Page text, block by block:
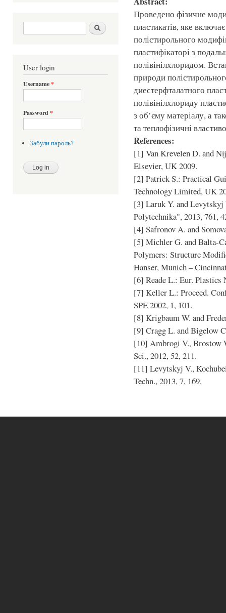
Search form Шукати
User login
Username*
Password *
Забули пароль?
Проведено фізичне
пластикатів, яке
полістирольного
пластифікаторі з
полівінілхлоридом.
природи
диестерфталатного
полівінілхлориду
з об’єму матеріалу, а
та теплофізичні
References:
[1] Van Krevelen D. and
Elsevier, UK 2009.
[2] Patrick S.: Practical
Technology Limited, UK
[3] Laruk Y. and
Polytechnika", 2013, 761,
[4] Safronov A. and
[5] Michler G. and Balta-
Polymers: Structure
Hanser, Munich –
[6] Reade L.: Eur. Plastics
[7] Keller L.: Proceed.
SPE 2002, 1, 101.
[8] Krigbaum W. and
[9] Cragg L. and Bigelow
[10] Ambrogi V., Brostow
Sci., 2012, 52, 211.
[11] Levytskyj V.,
Techn., 2013, 7, 169.